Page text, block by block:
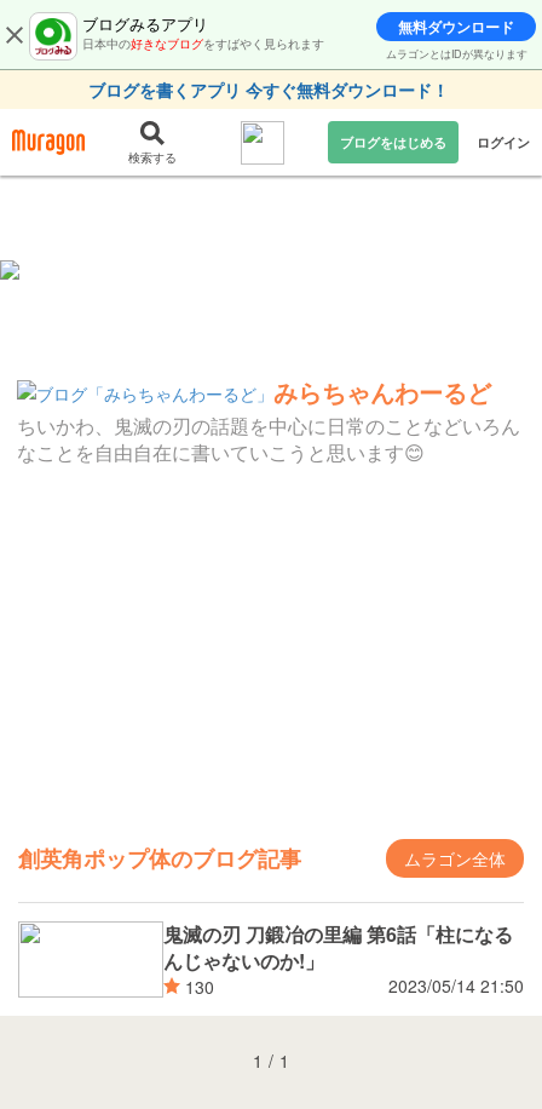
ブログみるアプリ
日本中の好きなブログをすばやく見られます
無料ダウンロード
ムラゴンとはIDが異なります
ブログを書くアプリ 今すぐ無料ダウンロード！
検索する
ブログをはじめる ログイン
みらちゃんわーるど
ちいかわ、鬼滅の刃の話題を中心に日常のことなどいろん
なことを自由自在に書いていこうと思います😊
創英角ポップ体のブログ記事 ムラゴン全体
鬼滅の刃 刀鍛冶の里編 第6話「柱になる
んじゃないのか!」
130 2023/05/14 21:50
1 / 1